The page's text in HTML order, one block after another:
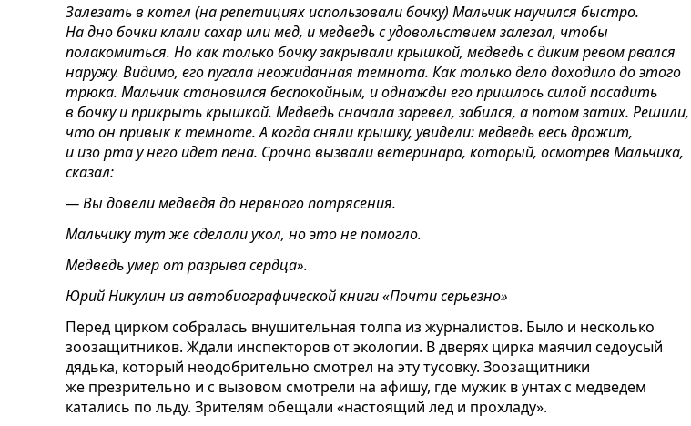
Залезать в котел (на репетициях использовали бочку) Мальчик научился быстро.
На дно бочки клали сахар или мед, и медведь с удовольствием залезал, чтобы
полакомиться. Но как только бочку закрывали крышкой, медведь с диким ревом рвался
наружу. Видимо, его пугала неожиданная темнота. Как только дело доходило до этого
трюка. Мальчик становился беспокойным, и однажды его пришлось силой посадить
в бочку и прикрыть крышкой. Медведь сначала заревел, забился, а потом затих. Решили,
что он привык к темноте. А когда сняли крышку, увидели: медведь весь дрожит,
и изо рта у него идет пена. Срочно вызвали ветеринара, который, осмотрев Мальчика,
сказал:
— Вы довели медведя до нервного потрясения.
Мальчику тут же сделали укол, но это не помогло.
Медведь умер от разрыва сердца».
Юрий Никулин из автобиографической книги «Почти серьезно»
Перед цирком собралась внушительная толпа из журналистов. Было и несколько
зоозащитников. Ждали инспекторов от экологии. В дверях цирка маячил седоусый
дядька, который неодобрительно смотрел на эту тусовку. Зоозащитники
же презрительно и с вызовом смотрели на афишу, где мужик в унтах с медведем
катались по льду. Зрителям обещали «настоящий лед и прохладу».